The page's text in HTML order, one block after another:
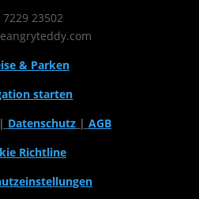
7229 23502
& Parken
starten
| Datenschutz| AGB
Richtline